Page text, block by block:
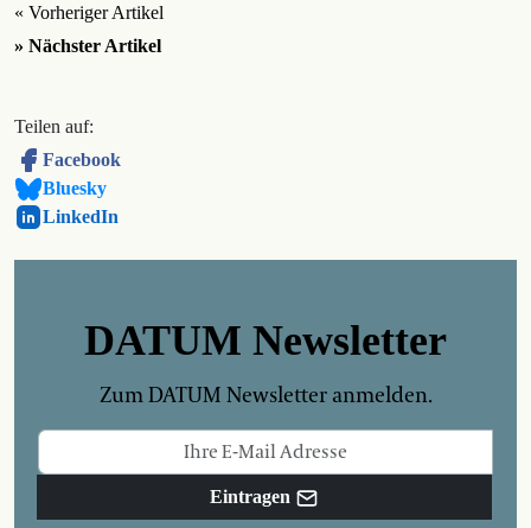
« Vorheriger Artikel
» Nächster Artikel
Teilen auf:
Facebook
Bluesky
LinkedIn
DATUM Newsletter
Zum DATUM Newsletter anmelden.
Eintragen